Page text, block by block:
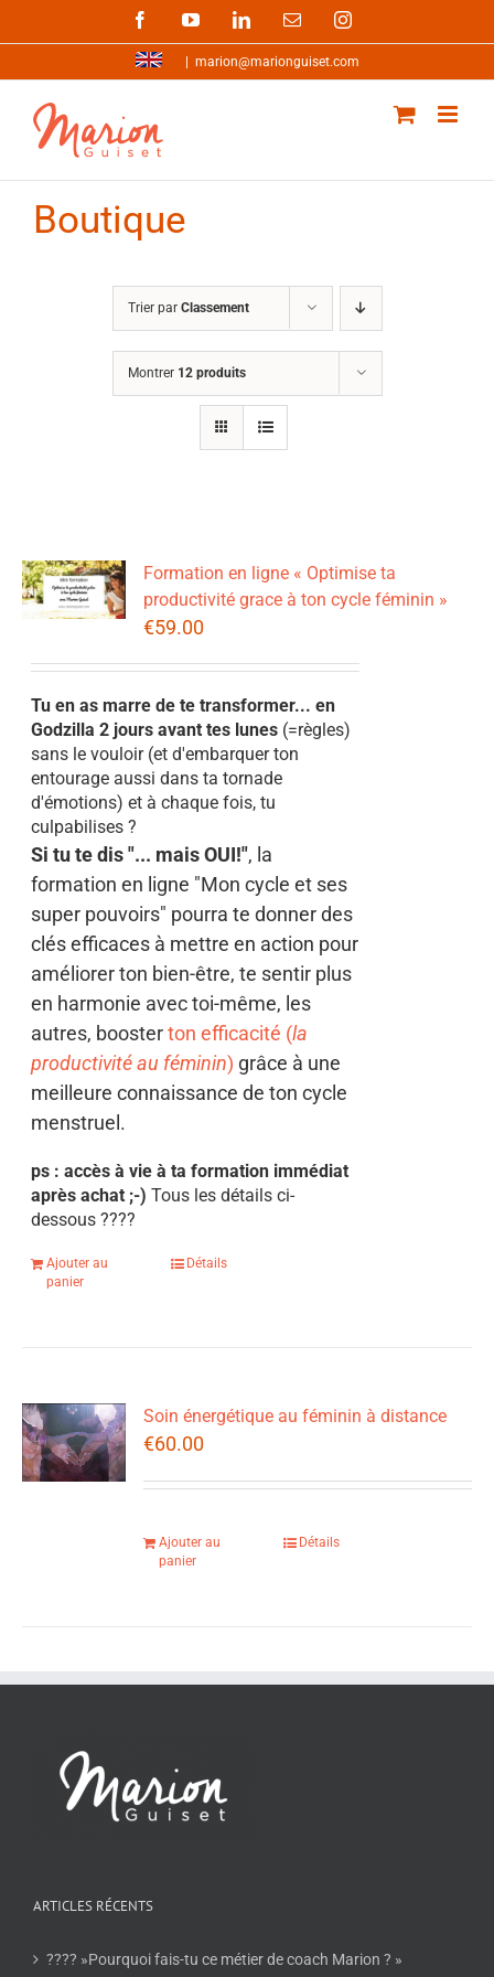
FacebookYouTubeLinkedInEmail Instagram
marion@marionguiset.com
Boutique
Trier par Classement
Montrer 12 produits
Formation en ligne « Optimise ta
productivité grace à ton cycle féminin »
€59.00
Tu en as marre de te transformer... en
Godzilla 2 jours avant tes lunes (=règles)
sans le vouloir (et d'embarquer ton
entourage aussi dans ta tornade
d'émotions) et à chaque fois, tu
culpabilises ?
Si tu te dis "... mais OUI!", la
formation en ligne "Mon cycle et ses
super pouvoirs" pourra te donner des
clés efficaces à mettre en action pour
améliorer ton bien-être, te sentir plus
en harmonie avec toi-même, les
autres, boosterton efficacité (la
productivité au féminin) grâce à une
meilleure connaissance de ton cycle
menstruel.
ps : accès à vie à ta formation immédiat
après achat ;-)Tous les détails ci-
dessous????
Ajouter au
panier
Détails
Soin énergétique au féminin à distance
€60.00
Ajouter au
panier
Détails
ARTICLES RÉCENTS
???? »Pourquoi fais-tu ce métier de coach Marion ? »